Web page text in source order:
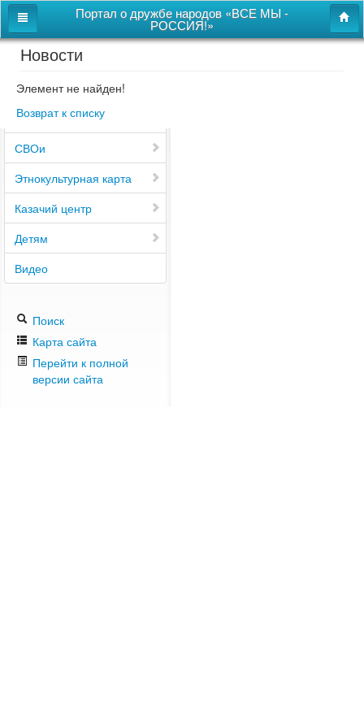
Портал о дружбе народов «ВСЕ МЫ -
РОССИЯ!»
Главная
Дом дружбы народов
Новости
СВОи
Этнокультурная карта
Казачий центр
Детям
Видео
Поиск
Карта сайта
Перейти к полной
версии сайта
Новости
Элемент не найден!
Возврат к списку